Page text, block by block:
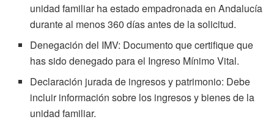
unidad familiar ha estado empadronada en Andalucía
durante al menos 360 días antes de la solicitud.
Denegación del IMV: Documento que certifique que
has sido denegado para el Ingreso Mínimo Vital.
Declaración jurada de ingresos y patrimonio: Debe
incluir información sobre los ingresos y bienes de la
unidad familiar.